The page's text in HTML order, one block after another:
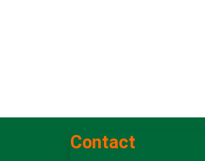
Contact